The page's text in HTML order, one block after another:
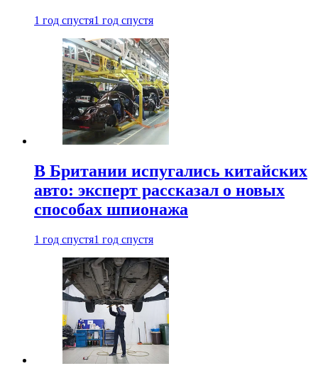
1 год спустя1 год спустя
В Британии испугались китайских
авто: эксперт рассказал о новых
способах шпионажа
1 год спустя1 год спустя